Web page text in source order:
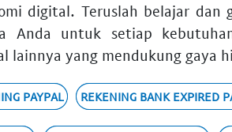
digital. Teruslah belajar dan
Anda untuk setiap
lainnya yang mendukung gaya
PAYPAL REKENING BANK EXPIRED